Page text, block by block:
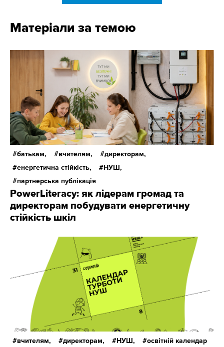
Матеріали за темою
батькам, вчителям,
директорам,
енергетична стійкість,
НУШ,
партнерська публікація
PowerLiteracy: як лідерам громад та
директорам побудувати енергетичну
стійкість шкіл
вчителям, директорам, НУШ, освітній календар